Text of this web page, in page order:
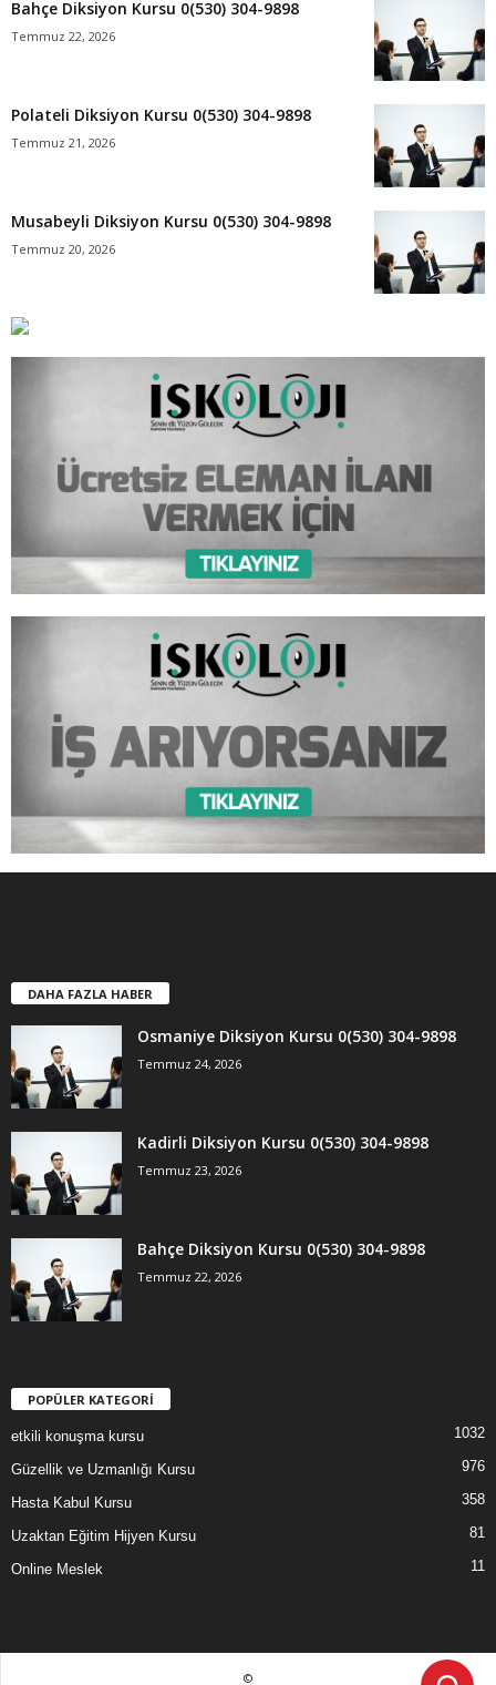
Bahçe Diksiyon Kursu 0(530) 304-9898
Temmuz 22, 2026
Polateli Diksiyon Kursu 0(530) 304-9898
Temmuz 21, 2026
Musabeyli Diksiyon Kursu 0(530) 304-9898
Temmuz 20, 2026
DAHA FAZLA HABER
Osmaniye Diksiyon Kursu 0(530) 304-9898
Temmuz 24, 2026
Kadirli Diksiyon Kursu 0(530) 304-9898
Temmuz 23, 2026
Bahçe Diksiyon Kursu 0(530) 304-9898
Temmuz 22, 2026
POPÜLER KATEGORİ
etkili konuşma kursu 1032
Güzellik ve Uzmanlığı Kursu 976
Hasta Kabul Kursu 358
Uzaktan Eğitim Hijyen Kursu 81
Online Meslek 11
©